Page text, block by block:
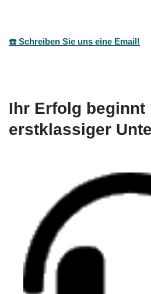
☎️ Schreiben Sie uns eine Email!
Ihr Erfolg beginnt
erstklassiger